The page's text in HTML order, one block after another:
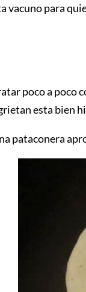
vacuno para
poco a poco
esta bien
pataconera